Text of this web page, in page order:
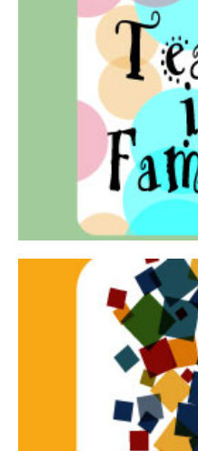
Teatro
Teatro In Famiglia è una
per far condividere e
Tracce Dinamiche